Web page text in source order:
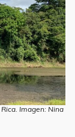
Imagen: Nina